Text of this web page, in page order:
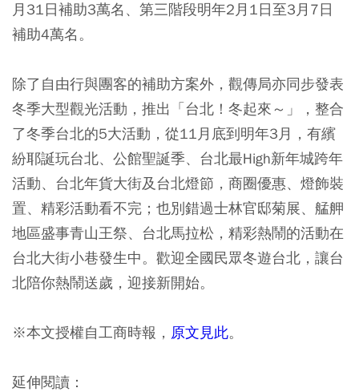
月31日補助3萬名、第三階段明年2月1日至3月7日
補助4萬名。
除了自由行與團客的補助方案外，觀傳局亦同步發表
冬季大型觀光活動，推出「台北！冬起來～」，整合
了冬季台北的5大活動，從11月底到明年3月，有繽
紛耶誕玩台北、公館聖誕季、台北最High新年城跨年
活動、台北年貨大街及台北燈節，商圈優惠、燈飾裝
置、精彩活動看不完；也別錯過士林官邸菊展、艋舺
地區盛事青山王祭、台北馬拉松，精彩熱鬧的活動在
台北大街小巷發生中。歡迎全國民眾冬遊台北，讓台
北陪你熱鬧送歲，迎接新開始。
※本文授權自工商時報， 原文見此。
延伸閱讀：